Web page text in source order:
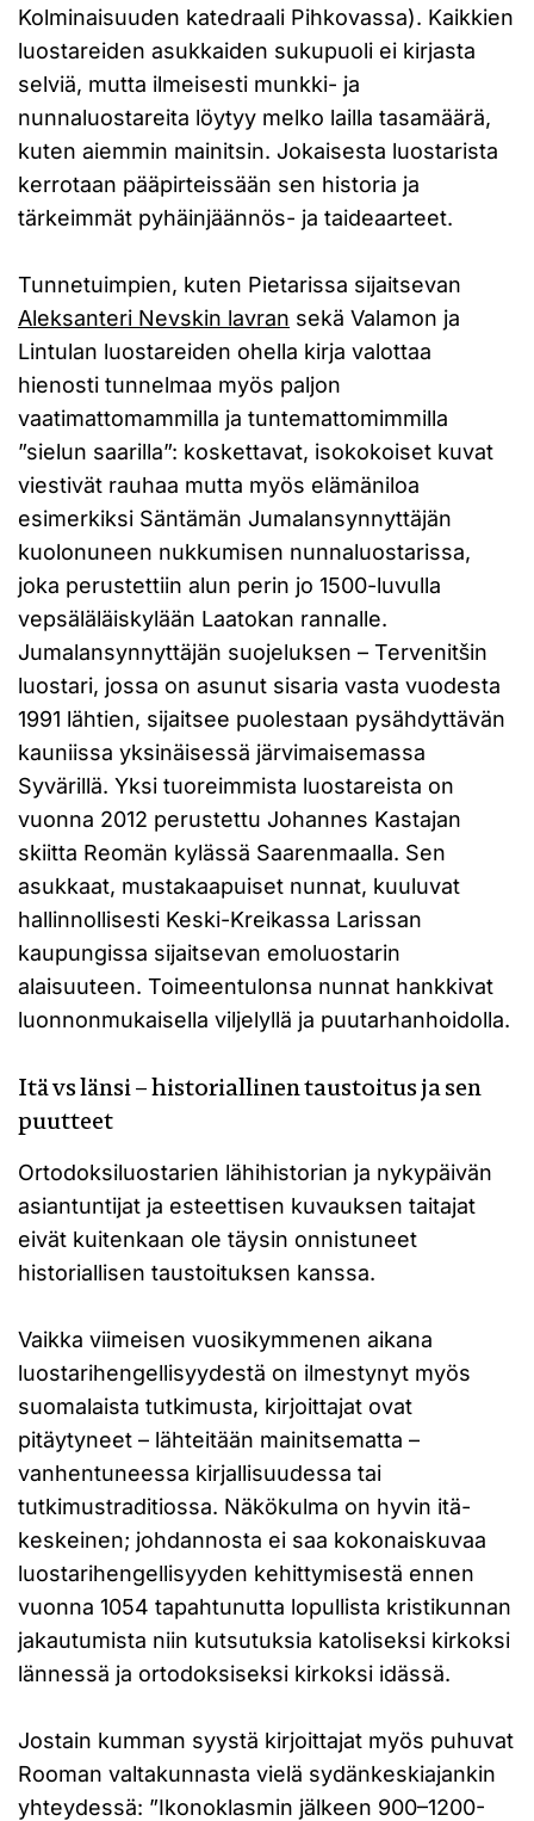
Kolminaisuuden katedraali Pihkovassa). Kaikkien
luostareiden asukkaiden sukupuoli ei kirjasta
selviä, mutta ilmeisesti munkki- ja
nunnaluostareita löytyy melko lailla tasamäärä,
kuten aiemmin mainitsin. Jokaisesta luostarista
kerrotaan pääpirteissään sen historia ja
tärkeimmät pyhäinjäännös- ja taideaarteet.
Tunnetuimpien, kuten Pietarissa sijaitsevan
Aleksanteri Nevskin lavran sekä Valamon ja
Lintulan luostareiden ohella kirja valottaa
hienosti tunnelmaa myös paljon
vaatimattomammilla ja tuntemattomimmilla
”sielun saarilla”: koskettavat, isokokoiset kuvat
viestivät rauhaa mutta myös elämäniloa
esimerkiksi Säntämän Jumalansynnyttäjän
kuolonuneen nukkumisen nunnaluostarissa,
joka perustettiin alun perin jo 1500-luvulla
vepsäläläiskylään Laatokan rannalle.
Jumalansynnyttäjän suojeluksen – Tervenitšin
luostari, jossa on asunut sisaria vasta vuodesta
1991 lähtien, sijaitsee puolestaan pysähdyttävän
kauniissa yksinäisessä järvimaisemassa
Syvärillä. Yksi tuoreimmista luostareista on
vuonna 2012 perustettu Johannes Kastajan
skiitta Reomän kylässä Saarenmaalla. Sen
asukkaat, mustakaapuiset nunnat, kuuluvat
hallinnollisesti Keski-Kreikassa Larissan
kaupungissa sijaitsevan emoluostarin
alaisuuteen. Toimeentulonsa nunnat hankkivat
luonnonmukaisella viljelyllä ja puutarhanhoidolla.
Itä vs länsi – historiallinen taustoitus ja sen
puutteet
Ortodoksiluostarien lähihistorian ja nykypäivän
asiantuntijat ja esteettisen kuvauksen taitajat
eivät kuitenkaan ole täysin onnistuneet
historiallisen taustoituksen kanssa.
Vaikka viimeisen vuosikymmenen aikana
luostarihengellisyydestä on ilmestynyt myös
suomalaista tutkimusta, kirjoittajat ovat
pitäytyneet – lähteitään mainitsematta –
vanhentuneessa kirjallisuudessa tai
tutkimustraditiossa. Näkökulma on hyvin itä-
keskeinen; johdannosta ei saa kokonaiskuvaa
luostarihengellisyyden kehittymisestä ennen
vuonna 1054 tapahtunutta lopullista kristikunnan
jakautumista niin kutsutuksia katoliseksi kirkoksi
lännessä ja ortodoksiseksi kirkoksi idässä.
Jostain kumman syystä kirjoittajat myös puhuvat
Rooman valtakunnasta vielä sydänkeskiajankin
yhteydessä: ”Ikonoklasmin jälkeen 900–1200-